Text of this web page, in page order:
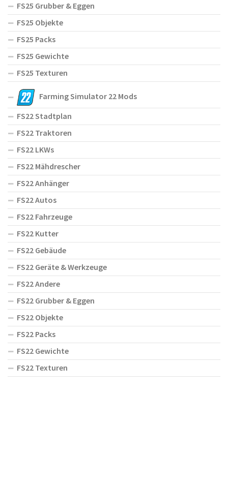
FS25 Grubber & Eggen
FS25 Objekte
FS25 Packs
FS25 Gewichte
FS25 Texturen
Farming Simulator 22 Mods
FS22 Stadtplan
FS22 Traktoren
FS22 LKWs
FS22 Mähdrescher
FS22 Anhänger
FS22 Autos
FS22 Fahrzeuge
FS22 Kutter
FS22 Gebäude
FS22 Geräte & Werkzeuge
FS22 Andere
FS22 Grubber & Eggen
FS22 Objekte
FS22 Packs
FS22 Gewichte
FS22 Texturen